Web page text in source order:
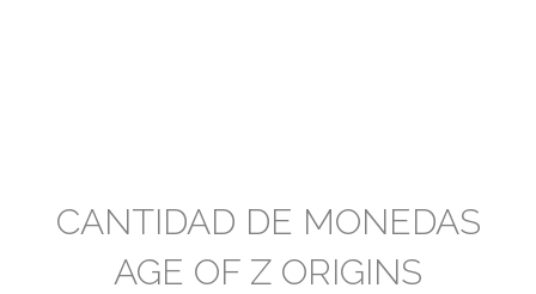
CANTIDAD DE MONEDAS
AGE OF Z ORIGINS